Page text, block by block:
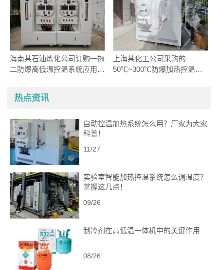
海南某石油炼化公司订购一拖
二防爆高低温控温系统应用于
上海某化工公司采购的
50℃~300℃防爆加热控温装
热点资讯
自动控温加热系统怎么用？厂家为大家
科普！
11/27
实验室智能加热控温系统怎么调温度？
掌握这几点！
09/26
制冷剂在高低温一体机中的关键作用
08/26